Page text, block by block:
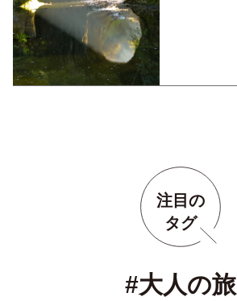
注目の
タグ
#大人の旅